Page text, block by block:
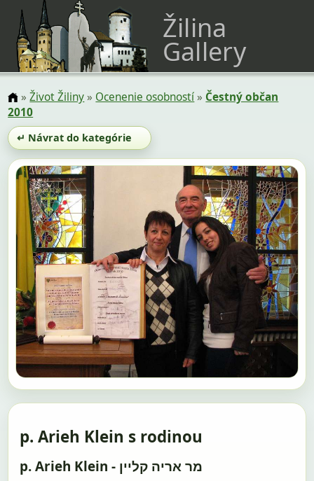
Žilina
Gallery
»Život Žiliny» Ocenenie osobností» Čestný občan
2010
↵ Návrat do kategórie
p. Arieh Klein s rodinou
p. Arieh Klein - מר אריה קליין